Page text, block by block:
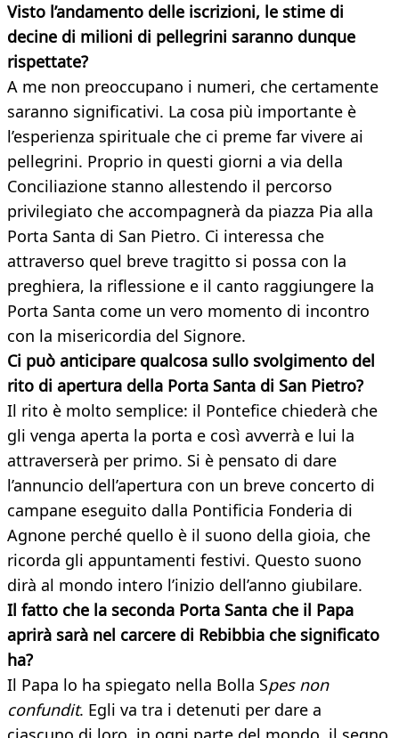
Visto l’andamento delle iscrizioni, le stime di
decine di milioni di pellegrini saranno dunque
rispettate?
A me non preoccupano i numeri, che certamente
saranno significativi. La cosa più importante è
l’esperienza spirituale che ci preme far vivere ai
pellegrini. Proprio in questi giorni a via della
Conciliazione stanno allestendo il percorso
privilegiato che accompagnerà da piazza Pia alla
Porta Santa di San Pietro. Ci interessa che
attraverso quel breve tragitto si possa con la
preghiera, la riflessione e il canto raggiungere la
Porta Santa come un vero momento di incontro
con la misericordia del Signore.
Ci può anticipare qualcosa sullo svolgimento del
rito di apertura della Porta Santa di San Pietro?
Il rito è molto semplice: il Pontefice chiederà che
gli venga aperta la porta e così avverrà e lui la
attraverserà per primo. Si è pensato di dare
l’annuncio dell’apertura con un breve concerto di
campane eseguito dalla Pontificia Fonderia di
Agnone perché quello è il suono della gioia, che
ricorda gli appuntamenti festivi. Questo suono
dirà al mondo intero l’inizio dell’anno giubilare.
Il fatto che la seconda Porta Santa che il Papa
aprirà sarà nel carcere di Rebibbia che significato
ha?
Il Papa lo ha spiegato nella Bolla Spes non
confundit. Egli va tra i detenuti per dare a